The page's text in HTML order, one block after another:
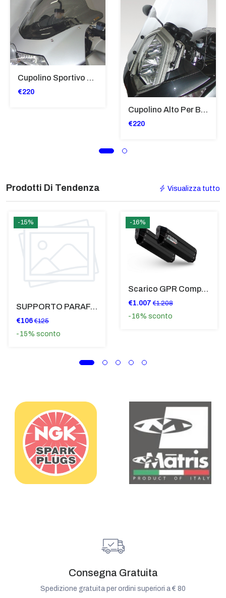
Cupolino Sportivo Per Bmw K 1200 R Sport 2005-07 TRASPARENTE - Sc967-T
€220
Cupolino Alto Per Bmw R 1200 St 2004 - 2007 TRASPARENTE - Sc950-T
€220
Prodotti Di Tendenza Visualizza tutto
-15%
SUPPORTO PARAFANGO POSTERIORE BMW F900XR
€106 €125
-15% sconto
-16%
Scarico GPR Compatibile Con Bmw K 1600 Gt 2017-2021 - Hyper Sonic Black Titanium
€1.007 €1.208
-16% sconto
Consegna Gratuita
Spedizione gratuita per ordini superiori a € 80